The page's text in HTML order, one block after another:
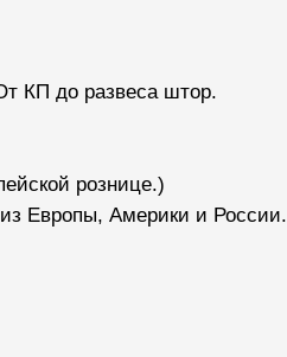
КП до развеса штор.
рознице.)
Европы, Америки и России.